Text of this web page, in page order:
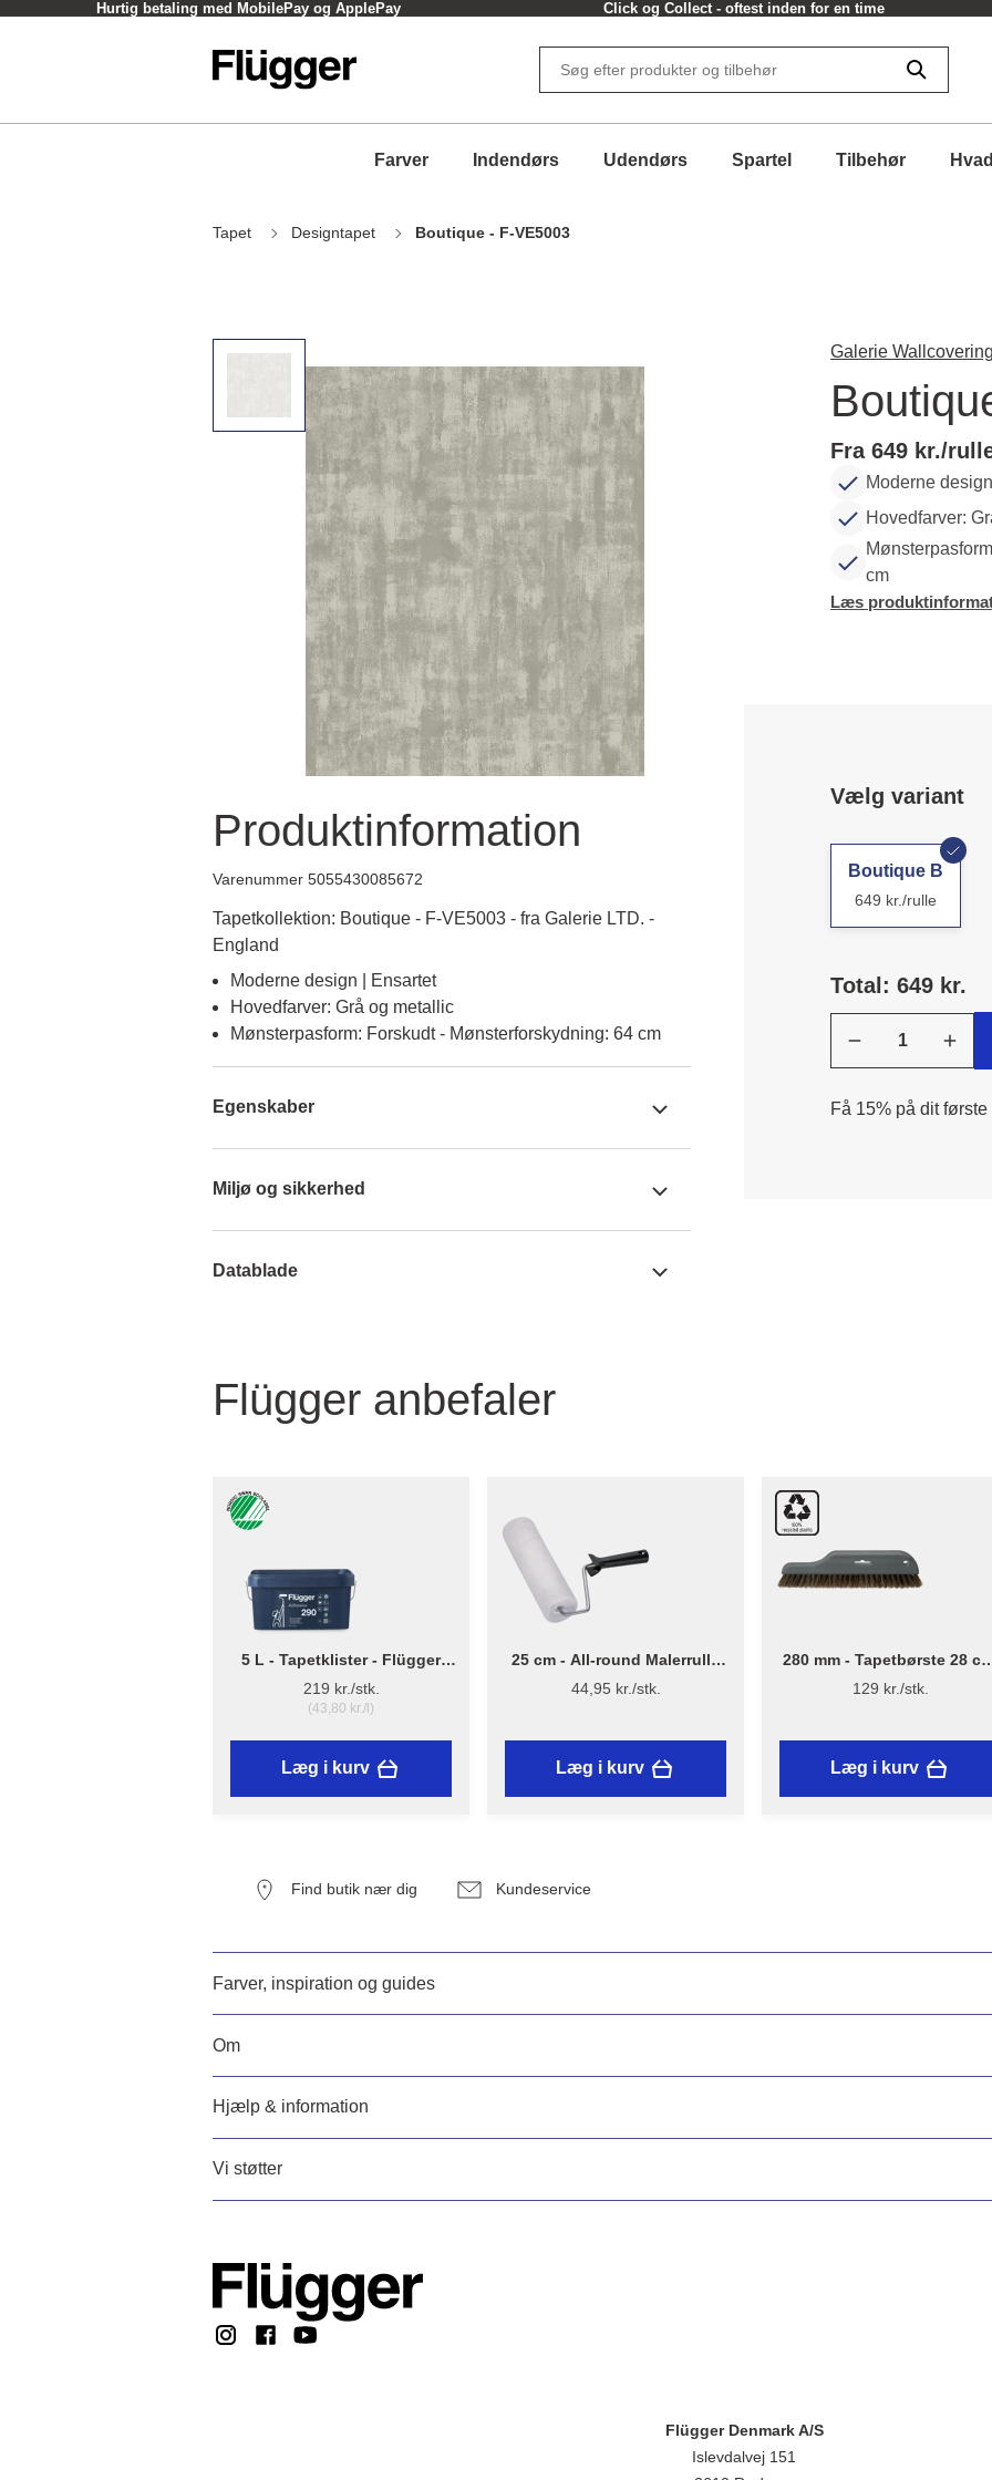
Hurtig betaling med MobilePay og ApplePay Click og Collect - oftest inden for en time
Farver Indendørs Udendørs Spartel Tilbehør
Tapet Designtapet Boutique - F-VE5003
Produktinformation
Varenummer 5055430085672
Tapetkollektion: Boutique - F-VE5003 - fra Galerie LTD. -
England
Moderne design | Ensartet
Hovedfarver: Grå og metallic
Mønsterpasform: Forskudt - Mønsterforskydning: 64 cm
Egenskaber
Miljø og sikkerhed
Datablade
Galerie
Fra 649 kr./
Moderne
Hovedfarver:
cm
Læs
Vælg variant
Boutique B
649 kr./rulle
Total: 649 kr.
Få 15% på dit første
Flügger anbefaler
5 L - Tapetklister - Flügger
Adhesive 290
219 kr./stk.
(43,80 kr./l)
Læg i kurv
25 cm - All-round Malerrulle
m/skaft
44,95 kr./stk.
Læg i kurv
280 mm - Tapetbørste 28
Plast - Stiwex
129 kr./stk.
Læg i kurv
Find butik nær dig Kundeservice
Farver, inspiration og guides
Om
Hjælp & information
Vi støtter
Flügger Denmark A/S
Islevdalvej 151